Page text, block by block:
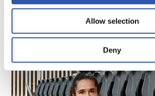
Allow selection
Deny
Ilusionadas por el